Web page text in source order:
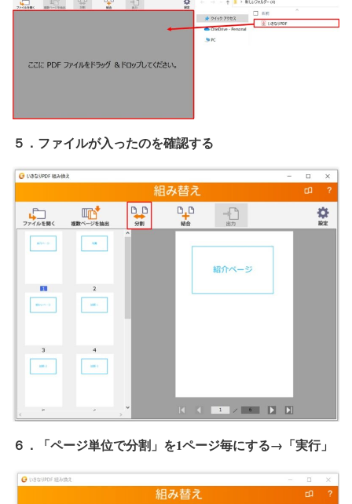
５．ファイルが入ったのを確認する
６．「ページ単位で分割」を1ページ毎にする→「実行」